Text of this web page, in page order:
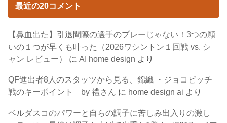
最近の20コメント
【鼻血出た】引退間際の選手のプレーじゃない！3つの願
いの１つが早くも叶った（2026ワシントン１回戦 vs. シ
ャン レビュー）
にAI home design より
QF進出者8人のスタッツから見る、錦織 ・ジョコビッチ
戦のキーポイント by 禮さん に home design ai より
ベルダスコのパワーと自らの調子に苦しみ出入りの激し